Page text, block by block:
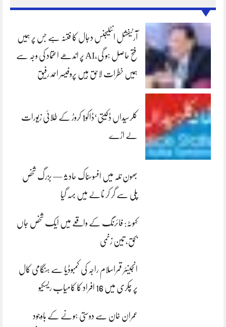
آرٹیفشل انٹلیجنس دجال کا فتنہ ہے جس پر ہمیں
فتح حاصل ہو گی،AI پر اندھے اعتماد کی وجہ سے
ہمیں خطرات لاحق ہیں پروفیسر احمد رفیق
کلرسیداں ڈکیتی‘ڈاکو1 کروڑ کے طلائی زیورات
لے اڑے
بھون نلہ میں افسوسناک حادثہ — بزرگ شخص
پلی سے گر کر نالے میں بہہ گیا
کہوٹہ: فائرنگ کے واقعے میں ایک شخص جاں
بحق، تین زخمی
انجینئر قمراسلام راجہ کی کمبوڈیا سے ہنگامی کال
پر چکری میں 16 افراد کا کامیاب ریسکیو
عمران خان سے دوستی ہونے کے باوجود